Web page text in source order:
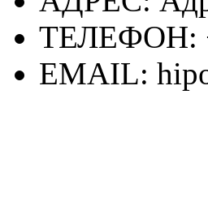
ТЕЛЕФОН:
EMAIL: